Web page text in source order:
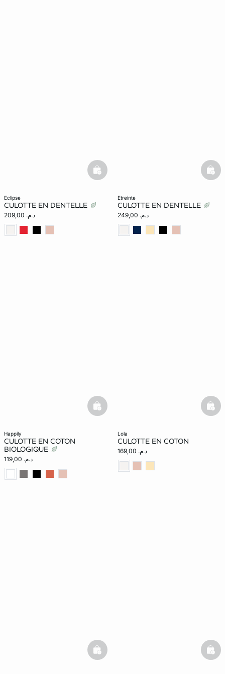
eclipse
CULOTTE EN DENTELLE
د.م. 209,00
basketfull
etreinte
CULOTTE EN DENTELLE
د.م. 249,00
happily
CULOTTE EN COTON
BIOLOGIQUE
د.م. 119,00
basketfull
lola
CULOTTE EN COTON
د.م. 169,00
basketfull